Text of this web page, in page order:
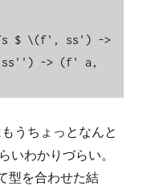
うちょっとなんと
いわかりづらい。
型を合わせた結